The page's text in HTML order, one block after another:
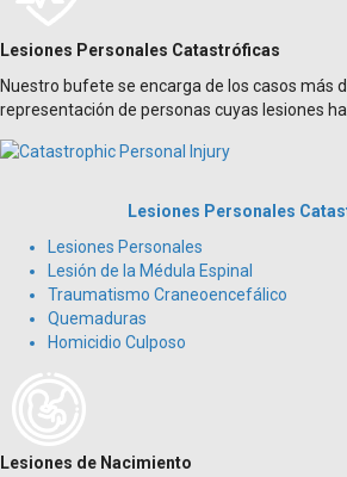
Lesiones Personales Catastróficas
Nuestro bufete se encarga de los casos más
representación de personas cuyas lesiones
Lesiones Personales
Lesiones Personales
Lesión de la Médula Espinal
Traumatismo Craneoencefálico
Quemaduras
Homicidio Culposo
Lesiones de Nacimiento